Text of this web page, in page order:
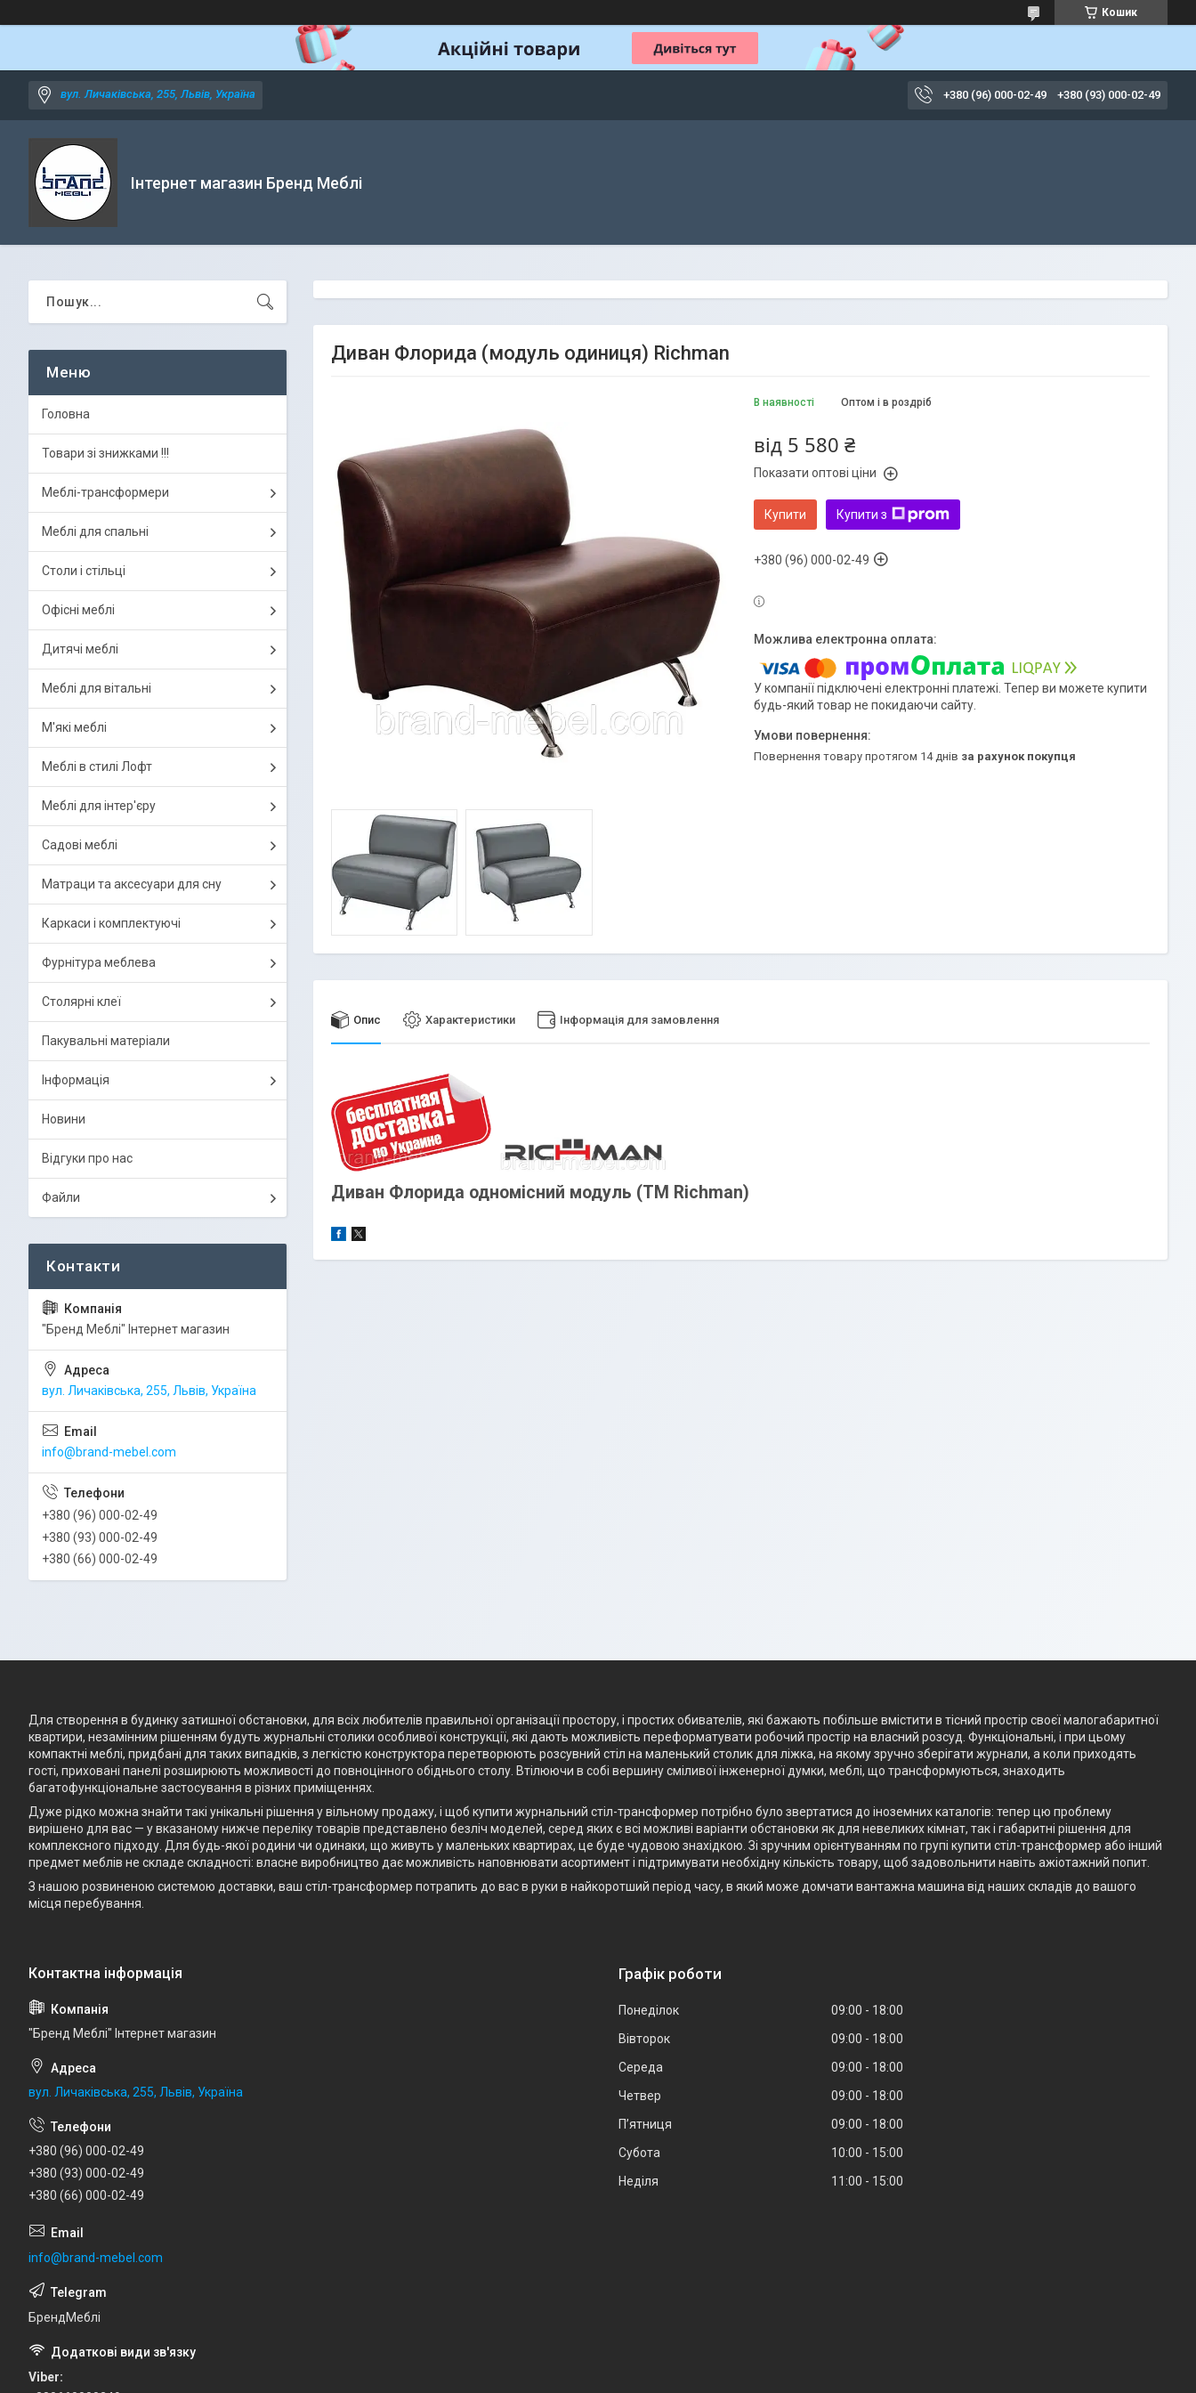
Кошик
вул. Личаківська, 255, Львів, Україна +380 (96) 000-02-49 +380 (93) 000-02-49
Інтернет магазин Бренд Меблі
Диван Флорида (модуль одиниця) Richman
В наявності Оптом і в роздріб
від 5 580 ₴
Показати оптові ціни
Купити Купити з
+380 (96) 000-02-49
У компанії підключені електронні платежі. Тепер ви можете купити
будь-який товар не покидаючи сайту.
повернення товару протягом 14 днів за рахунок покупця
Опис Характеристики Інформація для замовлення
Диван Флорида одномісний модуль (ТМ Richman)
Головна
Товари зі знижками !!!
Меблі-трансформери
Меблі для спальні
Столи і стільці
Офісні меблі
Дитячі меблі
Меблі для вітальні
М'які меблі
Меблі в стилі Лофт
Меблі для інтер'єру
Садові меблі
Матраци та аксесуари для сну
Каркаси і комплектуючі
Фурнітура меблева
Столярні клеї
Пакувальні матеріали
Інформація
Новини
Відгуки про нас
Файли
"Бренд Меблі" Інтернет магазин
вул. Личаківська, 255, Львів, Україна
info@brand-mebel.com
+380 (96) 000-02-49
+380 (93) 000-02-49
+380 (66) 000-02-49
Для створення в будинку затишної обстановки, для всіх любителів правильної організації простору, і простих обивателів, які бажають побільше вмістити в тісний простір своєї малогабаритної
квартири, незамінним рішенням будуть журнальні столики особливої конструкції, які дають можливість переформатувати робочий простір на власний розсуд. Функціональні, і при цьому
компактні меблі, придбані для таких випадків, з легкістю конструктора перетворюють розсувний стіл на маленький столик для ліжка, на якому зручно зберігати журнали, а коли приходять
гості, приховані панелі розширюють можливості до повноцінного обіднього столу. Втілюючи в собі вершину сміливої інженерної думки, меблі, що трансформуються, знаходить
багатофункціональне застосування в різних приміщеннях.
Дуже рідко можна знайти такі унікальні рішення у вільному продажу, і щоб купити журнальний стіл-трансформер потрібно було звертатися до іноземних каталогів: тепер цю проблему
вирішено для вас — у вказаному нижче переліку товарів представлено безліч моделей, серед яких є всі можливі варіанти обстановки як для невеликих кімнат, так і габаритні рішення для
комплексного підходу. Для будь-якої родини чи одинаки, що живуть у маленьких квартирах, це буде чудовою знахідкою. Зі зручним орієнтуванням по групі купити стіл-трансформер або інший
предмет меблів не складе складності: власне виробництво дає можливість наповнювати асортимент і підтримувати необхідну кількість товару, щоб задовольнити навіть ажіотажний попит.
З нашою розвиненою системою доставки, ваш стіл-трансформер потрапить до вас в руки в найкоротший період часу, в який може домчати вантажна машина від наших складів до вашого
місця перебування.
"Бренд Меблі" Інтернет магазин
вул. Личаківська, 255, Львів, Україна
+380 (96) 000-02-49
+380 (93) 000-02-49
+380 (66) 000-02-49
info@brand-mebel.com
БрендМеблі
Viber
Графік роботи
Понеділок 09:00
18:00
Вівторок
09:00
18:00
Середа
09:00
18:00
Четвер
09:00
18:00
Пʼятниця
09:00
18:00
Субота
10:00
15:00
Неділя
11:00 15:00